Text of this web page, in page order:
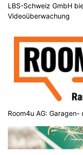
LBS-Schweiz GmbH
Videoüberwachung
Room4u AG: